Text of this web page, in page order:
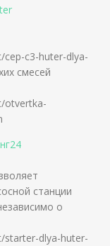
c3-huter-dlya-
смесей
otvertka-
станции
о
starter-dlya-huter-